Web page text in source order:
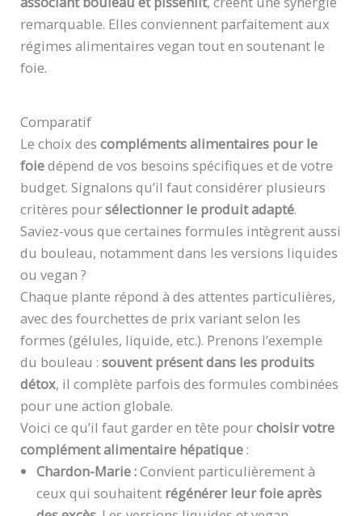
remarquable. Elles conviennent parfaitement aux
régimes alimentaires vegan tout en soutenant le
foie.
Comparatif
Le choix descompléments alimentaires pour le
foiedépend de vos besoins spécifiques et de votre
budget. Signalons qu’il faut considérer plusieurs
critères poursélectionner le produit adapté.
Saviez-vous que certaines formules intègrent aussi
du bouleau, notamment dans les versions liquides
ou vegan ?
Chaque plante répond à des attentes particulières,
avec des fourchettes de prix variant selon les
formes (gélules, liquide, etc.). Prenons l’exemple
du bouleau :souvent présent dans les produits
détox, il complète parfois des formules combinées
pour une action globale.
Voici ce qu’il faut garder en tête pourchoisir votre
complément alimentaire hépatique:
Chardon-Marie :Convient particulièrement à
ceux qui souhaitent régénérer leur foie après